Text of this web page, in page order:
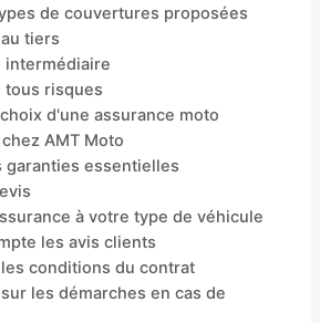
de couvertures proposées
tiers
intermédiaire
tous risques
d'une assurance moto
AMT Moto
garanties essentielles
à votre type de véhicule
les avis clients
conditions du contrat
les démarches en cas de